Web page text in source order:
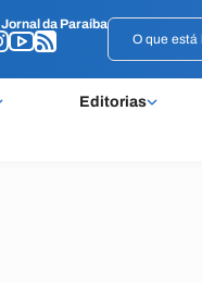
Jornal da Paraíba
Editorias
Jornal da Paraíba